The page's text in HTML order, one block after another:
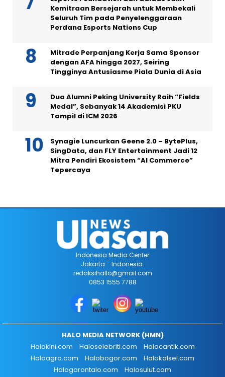
Kemitraan Bersejarah untuk Membekali
Seluruh Tim pada Penyelenggaraan
Perdana Esports Nations Cup
Mitrade Perpanjang Kerja Sama Sponsor
dengan AFA hingga 2027, Seiring
Tingginya Antusiasme Piala Dunia di Asia
Dua Alumni Peking University Raih “Fields
Medal”, Sebanyak 14 Akademisi PKU
Tampil di ICM 2026
Synagie Luncurkan Geene 2.0 – BytePlus,
SingData, dan FLY Entertainment Jadi 12
Mitra Pendiri Ekosistem “AI Commerce”
Tepercaya
Indonesia Media Center
Jakarta - Indonesia.
redaksihallo@gmail.com
0853 1555 7788
HALO MEDIA NETWORK (HMN)
Halokini.com
Haloselebriti.com
Halocantik.com
Haloagro.com
Halobogor.com
Halokalsel.com
Halogorontalo.com
Halosulut.com